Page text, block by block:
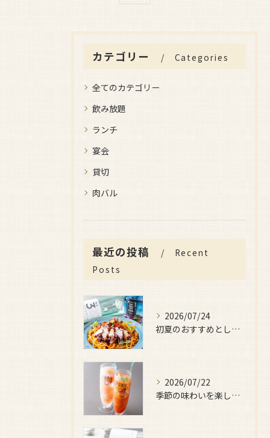
カテゴリー Categories
全てのカテゴリー
飲み放題
ランチ
宴会
貸切
肉バル
最近の投稿
Recent
Posts
2026/07/24
初夏のおすすめとしてご用意しているのが、
2026/07/22
季節の味わいを楽しみたい日におすすめなのが、